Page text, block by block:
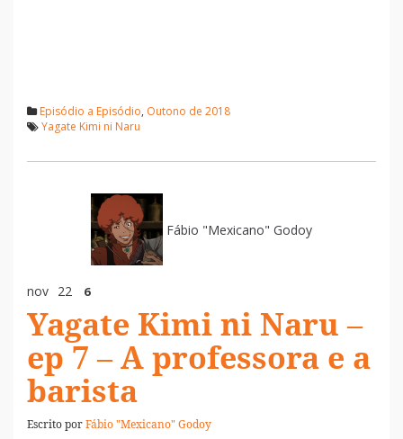
Episódio a Episódio, Outono de 2018
Yagate Kimi ni Naru
Fábio "Mexicano" Godoy
nov 22 6
Yagate Kimi ni Naru –
ep 7 – A professora e a
barista
Escrito porFábio "Mexicano" Godoy